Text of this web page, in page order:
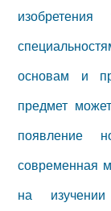
основам и
предмет
появление
современная
на